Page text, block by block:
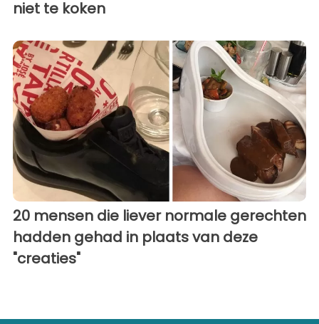
niet te koken
20 mensen die liever normale gerechten
hadden gehad in plaats van deze
"creaties"